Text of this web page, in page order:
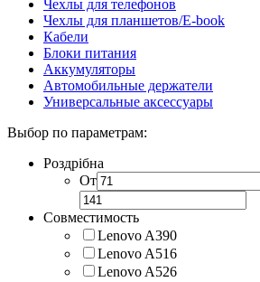
Чехлы для телефонов
Чехлы для планшетов/E-book
Кабели
Блоки питания
Аккумуляторы
Автомобильные держатели
Универсальные аксессуары
Выбор по параметрам:
Роздрібна
От
Совместимость
Lenovo A390
Lenovo A516
Lenovo A526